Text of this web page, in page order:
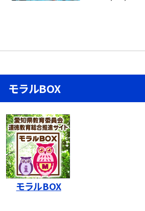
モラルBOX
モラルBOX